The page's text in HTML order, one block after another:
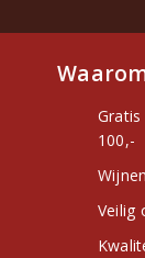
100,-
Veilig